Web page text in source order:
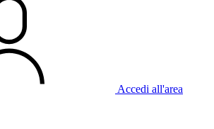
Accedi all'area